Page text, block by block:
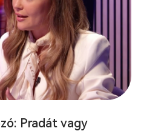
Pradát vagy